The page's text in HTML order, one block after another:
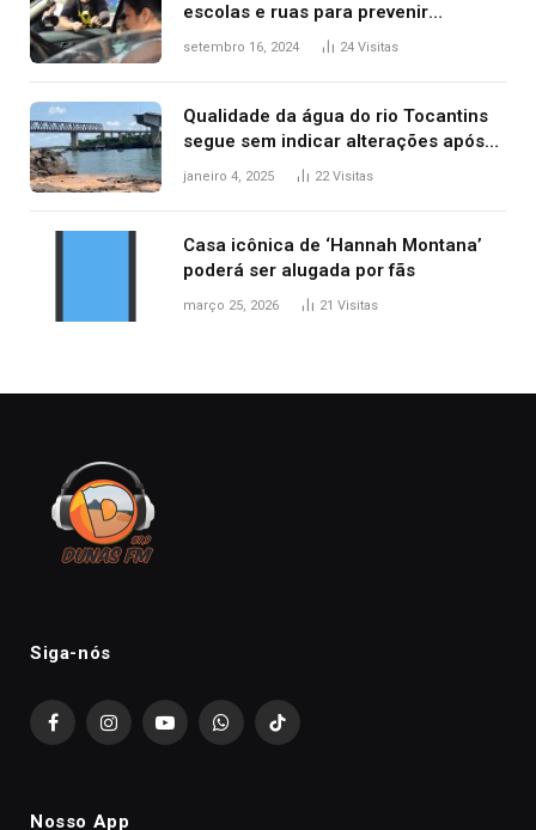
escolas e ruas para prevenir
acidentes no trânsito no AP
setembro 16, 2024 24 Visitas
Qualidade da água do rio Tocantins
segue sem indicar alterações após
desabamento da ponte entre MA e
janeiro 4, 2025 22Visitas
Casa icônica de ‘Hannah Montana’
poderá ser alugada por fãs
março 25, 2026 21 Visitas
Siga-nós
FacebookInstagramYouTubeWhatsAppTikTok
Nosso App